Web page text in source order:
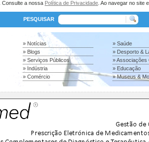
Consulte a nossa Política de Privacidade . Ao navegar no site
PESQUISAR
» Notícias
» Blogs
» Serviços Públicos
» Indústria
» Comércio
» Saúde
» Desporto &
» Associações
» Educação
» Museus &